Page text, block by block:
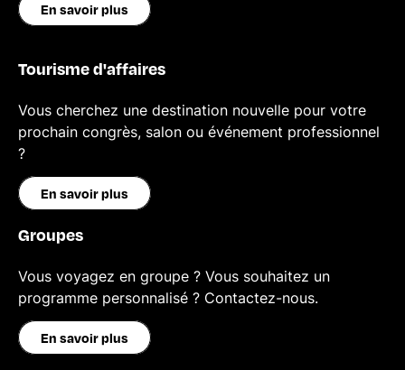
En savoir plus
Tourisme d'affaires
Vous cherchez une destination nouvelle pour votre
prochain congrès, salon ou événement professionnel
?
En savoir plus
Groupes
Vous voyagez en groupe ? Vous souhaitez un
programme personnalisé ? Contactez-nous.
En savoir plus